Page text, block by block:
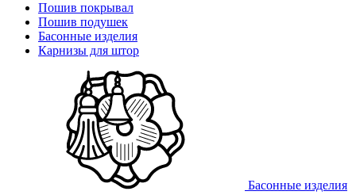
Пошив покрывал
Пошив подушек
Басонные изделия
Карнизы для штор
Басонные изделия